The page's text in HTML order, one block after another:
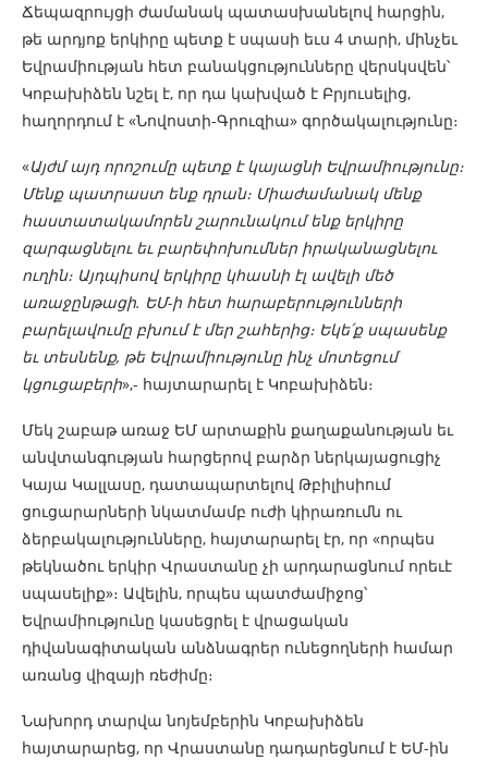
Ճեպազրույցի ժամանակ պատասխանելով հարցին,
թե արդյոք երկիրը պետք է սպասի եւս 4 տարի, մինչեւ
Եվրամիության հետ բանակցությունները վերսկսվեն՝
Կոբախիձեն նշել է, որ դա կախված է Բրյուսելից,
հաղորդում է «Նովոստի-Գրուզիա» գործակալությունը։
«Այժմ այդ որոշումը պետք է կայացնի Եվրամիությունը։
Մենք պատրաստ ենք դրան։ Միաժամանակ մենք
հաստատակամորեն շարունակում ենք երկիրը
զարգացնելու եւ բարեփոխումներ իրականացնելու
ուղին։ Այդպիսով երկիրը կհասնի էլ ավելի մեծ
առաջընթացի. ԵՄ-ի հետ հարաբերությունների
բարելավումը բխում է մեր շահերից։ Եկե՛ք սպասենք
եւ տեսնենք, թե Եվրամիությունը ինչ մոտեցում
կցուցաբերի»,- հայտարարել է Կոբախիձեն։
Մեկ շաբաթ առաջ ԵՄ արտաքին քաղաքանության եւ
անվտանգության հարցերով բարձր ներկայացուցիչ
Կայա Կալլասը, դատապարտելով Թբիլիսիում
ցուցարարների նկատմամբ ուժի կիրառումն ու
ձերբակալությունները, հայտարարել էր, որ «որպես
թեկնածու երկիր Վրաստանը չի արդարացնում որեւէ
սպասելիք»։ Ավելին, որպես պատժամիջոց՝
Եվրամիությունը կասեցրել է վրացական
դիվանագիտական ​​անձնագրեր ունեցողների համար
առանց վիզայի ռեժիմը։
Նախորդ տարվա նոյեմբերին Կոբախիձեն
հայտարարեց, որ Վրաստանը դադարեցնում է ԵՄ-ին